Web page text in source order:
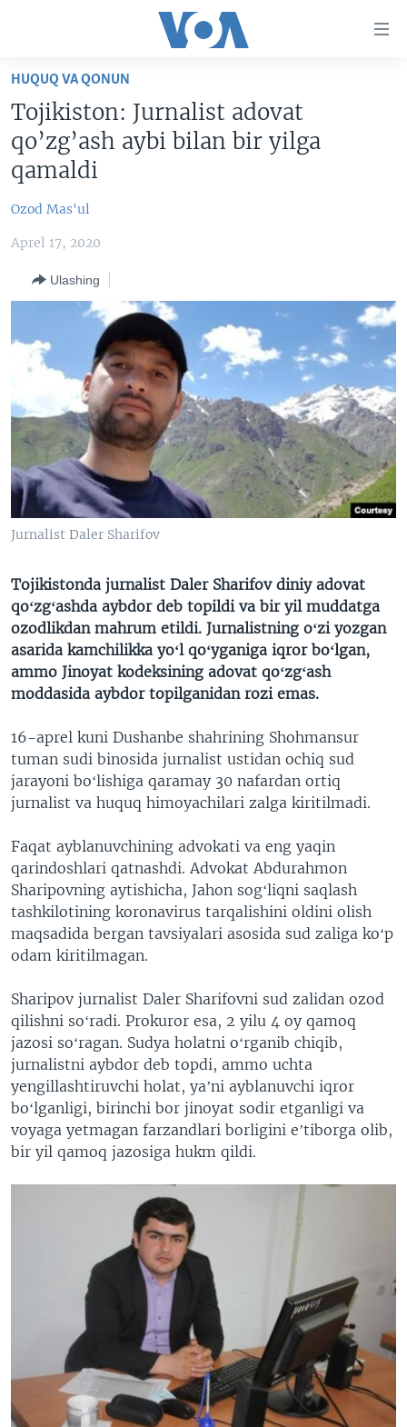
Boshiga
qayting
Qidiruvga
o'ting
AMERIKA
MARKAZIY OSIYO
AMERIKA MANZARALARI
XALQARO HAYOT
VASHINGTON CHOYXONASI
MOBIL-SALOM!
VIDEO
XABARLAR SURATLARDA
IJTIMOIY TARMOQLAR
YOUTUBE
INSTAGRAM
ODNOKLASSNIKI
TELEGRAM
TWITTER
SOUNDCLOUD
INGLIZ TILI DARSLARI
EDITORIAL
Learning English
VOA
HUQUQ VA QONUN
Tojikiston: Jurnalist adovat
qo’zg’ash aybi bilan bir yilga
qamaldi
Ozod Mas'ul
Aprel 17, 2020
Ulashing
Jurnalist Daler Sharifov
Tojikistonda jurnalist Daler Sharifov diniy adovat
qoʻzgʻashda aybdor deb topildi va bir yil muddatga
ozodlikdan mahrum etildi. Jurnalistning oʻzi yozgan
asarida kamchilikka yoʻl qoʻyganiga iqror boʻlgan,
ammo Jinoyat kodeksining adovat qoʻzgʻash
moddasida aybdor topilganidan rozi emas.
16-aprel kuni Dushanbe shahrining Shohmansur
tuman sudi binosida jurnalist ustidan ochiq sud
jarayoni boʻlishiga qaramay 30 nafardan ortiq
jurnalist va huquq himoyachilari zalga kiritilmadi.
Faqat ayblanuvchining advokati va eng yaqin
qarindoshlari qatnashdi. Advokat Abdurahmon
Sharipovning aytishicha, Jahon sogʻliqni saqlash
tashkilotining koronavirus tarqalishini oldini olish
maqsadida bergan tavsiyalari asosida sud zaliga koʻp
odam kiritilmagan.
Sharipov jurnalist Daler Sharifovni sud zalidan ozod
qilishni soʻradi. Prokuror esa, 2 yilu 4 oy qamoq
jazosi soʻragan. Sudya holatni oʻrganib chiqib,
jurnalistni aybdor deb topdi, ammo uchta
yengillashtiruvchi holat, yaʼni ayblanuvchi iqror
boʻlganligi, birinchi bor jinoyat sodir etganligi va
voyaga yetmagan farzandlari borligini eʼtiborga olib,
bir yil qamoq jazosiga hukm qildi.